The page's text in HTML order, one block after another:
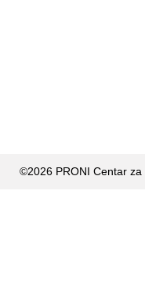
©2026 PRONI Centar